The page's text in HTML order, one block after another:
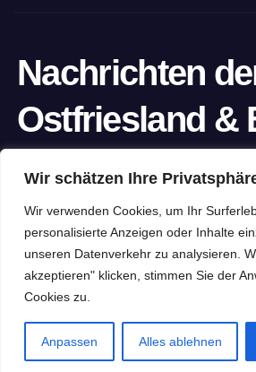
Wir schätzen Ihre
Wir verwenden Cookies, um Ihr
personalisierte Anzeigen oder Inhalte
unseren Datenverkehr zu analysieren.
akzeptieren" klicken, stimmen Sie der
Cookies zu.
Anpassen Alles ablehnen
Nachrichten
Ostfriesland &
Stolz präsentiert von WordPress |
HomeDatenschutzerklärungImpressum